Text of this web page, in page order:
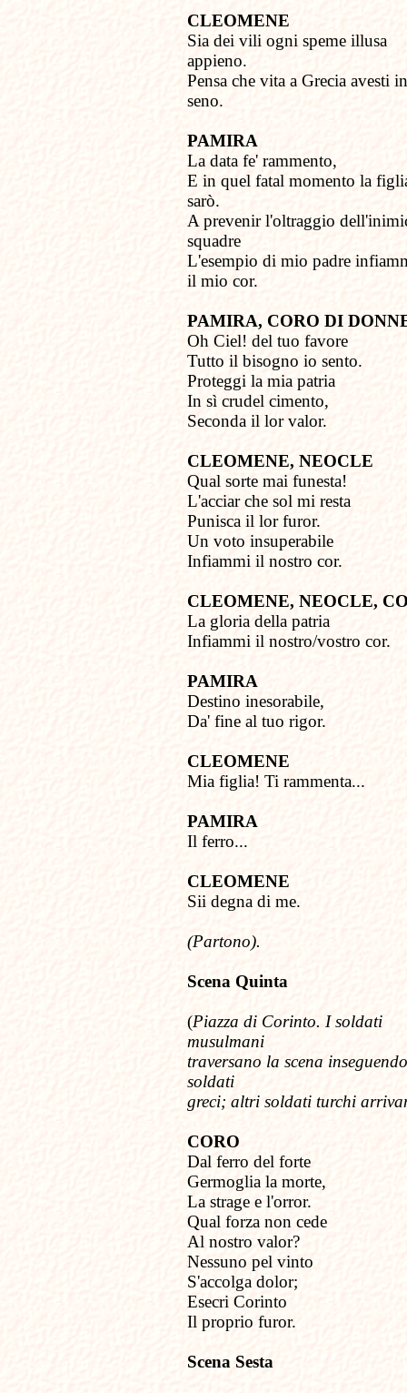
CLEOMENE
Sia dei vili ogni speme illusa
appieno.
Pensa che vita a Grecia avesti in
seno.
PAMIRA
La data fe' rammento,
E in quel fatal momento la
sarò.
A prevenir l'oltraggio
squadre
L'esempio di mio padre
il mio cor.
PAMIRA, CORO DI
Oh Ciel! del tuo favore
Tutto il bisogno io sento.
Proteggi la mia patria
In sì crudel cimento,
Seconda il lor valor.
CLEOMENE, NEOCLE
Qual sorte mai funesta!
L'acciar che sol mi resta
Punisca il lor furor.
Un voto insuperabile
Infiammi il nostro cor.
CLEOMENE, NEOCLE,
La gloria della patria
Infiammi il nostro/vostro cor.
PAMIRA
Destino inesorabile,
Da' fine al tuo rigor.
CLEOMENE
Mia figlia! Ti rammenta...
PAMIRA
Il ferro...
CLEOMENE
Sii degna di me.
(Partono).
Scena Quinta
(Piazza di Corinto. I soldati
musulmani
traversano la scena
soldati
greci; altri soldati turchi
CORO
Dal ferro del forte
Germoglia la morte,
La strage e l'orror.
Qual forza non cede
Al nostro valor?
Nessuno pel vinto
S'accolga dolor;
Esecri Corinto
Il proprio furor.
Scena Sesta